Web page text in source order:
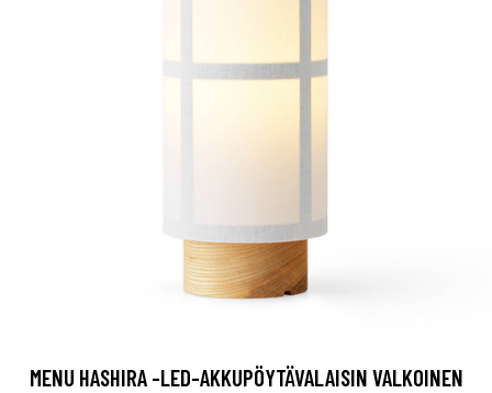
MENU HASHIRA -LED-AKKUPÖYTÄVALAISIN VALKOINEN